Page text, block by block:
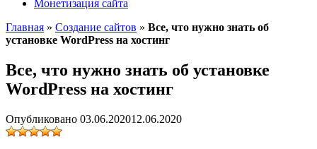
Монетизация сайта
Главная » Создание сайтов » Все, что нужно знать об
установке WordPress на хостинг
Все, что нужно знать об установке
WordPress на хостинг
Опубликовано 03.06.202012.06.2020